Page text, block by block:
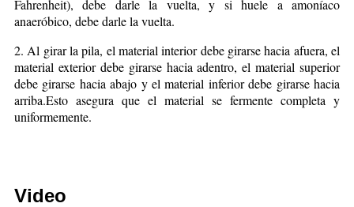
Fahrenheit), debe darle la vuelta, y si huele a amoníaco
anaeróbico, debe darle la vuelta.
2. Al girar la pila, el material interior debe girarse hacia afuera, el
material exterior debe girarse hacia adentro, el material superior
debe girarse hacia abajo y el material inferior debe girarse hacia
arriba.Esto asegura que el material se fermente completa y
uniformemente.
Video